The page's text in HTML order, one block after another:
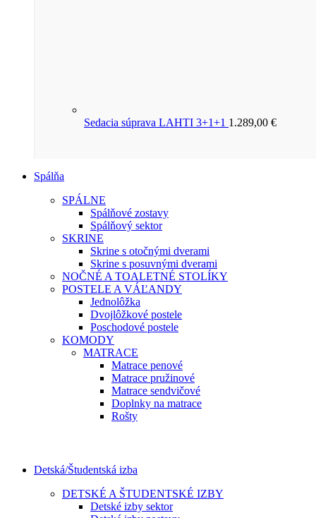
Sedacia súprava LAHTI 3+1+1 1.289,00 €
Spálňa
SPÁLNE
Spálňové zostavy
Spálňový sektor
SKRINE
Skrine s otočnými dverami
Skrine s posuvnými dverami
NOČNÉ A TOALETNÉ STOLÍKY
POSTELE A VÁĽANDY
Jednolôžka
Dvojlôžkové postele
Poschodové postele
KOMODY
MATRACE
Matrace penové
Matrace pružinové
Matrace sendvičové
Doplnky na matrace
Rošty
Detská/Študentská izba
DETSKÉ A ŠTUDENTSKÉ IZBY
Detské izby sektor